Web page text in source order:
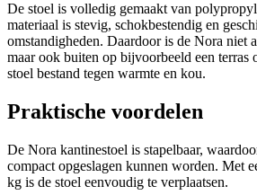
De stoel is volledig gemaakt van
materiaal is stevig, schokbestendig en
omstandigheden. Daardoor is de Nora niet
maar ook buiten op bijvoorbeeld een terras
stoel bestand tegen warmte en kou.
Praktische voordelen
De Nora kantinestoel is stapelbaar,
compact opgeslagen kunnen worden. Met
kg is de stoel eenvoudig te verplaatsen.